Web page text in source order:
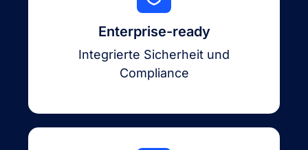
Enterprise-ready
Integrierte Sicherheit und
Compliance